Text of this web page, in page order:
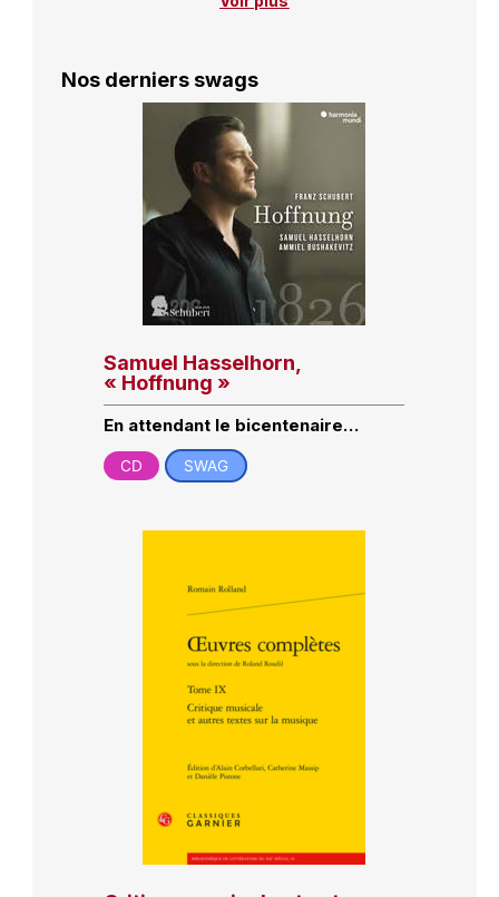
Nos derniers swags
Samuel Hasselhorn,
« Hoffnung »
En attendant le bicentenaire…
CD SWAG